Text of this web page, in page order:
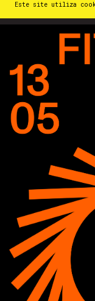
Este site utiliza